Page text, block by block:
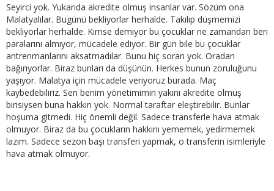
Seyirci yok. Yukarıda akredite olmuş insanlar var. Sözüm ona
Malatyalılar. Bugünü bekliyorlar herhalde. Takılıp düşmemizi
bekliyorlar herhalde. Kimse demiyor bu çocuklar ne zamandan beri
paralarını almıyor, mücadele ediyor. Bir gün bile bu çocuklar
antrenmanlarını aksatmadılar. Bunu hiç soran yok. Oradan
bağırıyorlar. Biraz bunları da düşünün. Herkes bunun zoruluğunu
yaşıyor. Malatya için mücadele veriyoruz burada. Maç
kaybedebiliriz. Sen benim yönetimimin yakını akredite olmuş
birisiysen buna hakkın yok. Normal taraftar eleştirebilir. Bunlar
hoşuma gitmedi. Hiç önemli değil. Sadece transferle hava atmak
olmuyor. Biraz da bu çocukların hakkını yememek, yedirmemek
lazım. Sadece sezon başı transferi yapmak, o transferin isimleriyle
hava atmak olmuyor.